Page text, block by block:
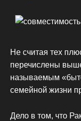
Не считая тех
перечислены
называемым
семейной жизни
Дело в том, что